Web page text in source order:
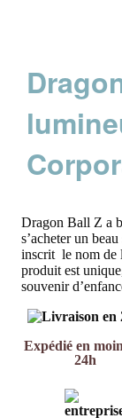
Dragon Ball Z a
s’acheter un
inscrit le nom de
produit est
souvenir
Expédié en
24h